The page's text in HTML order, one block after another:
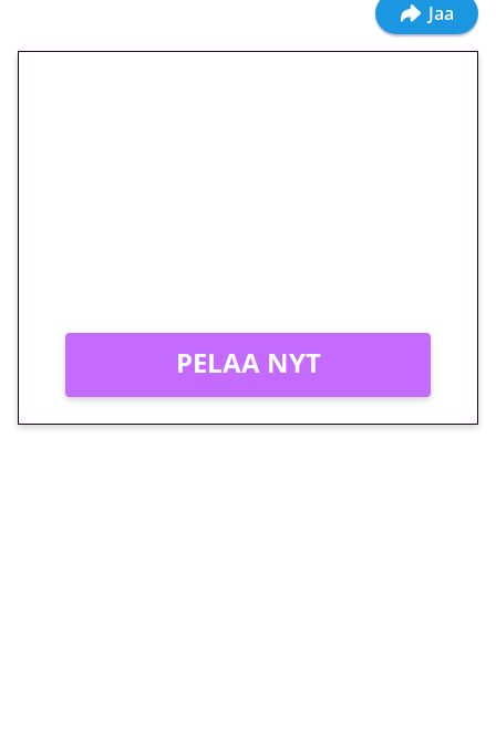
Jaa
PELAA NYT